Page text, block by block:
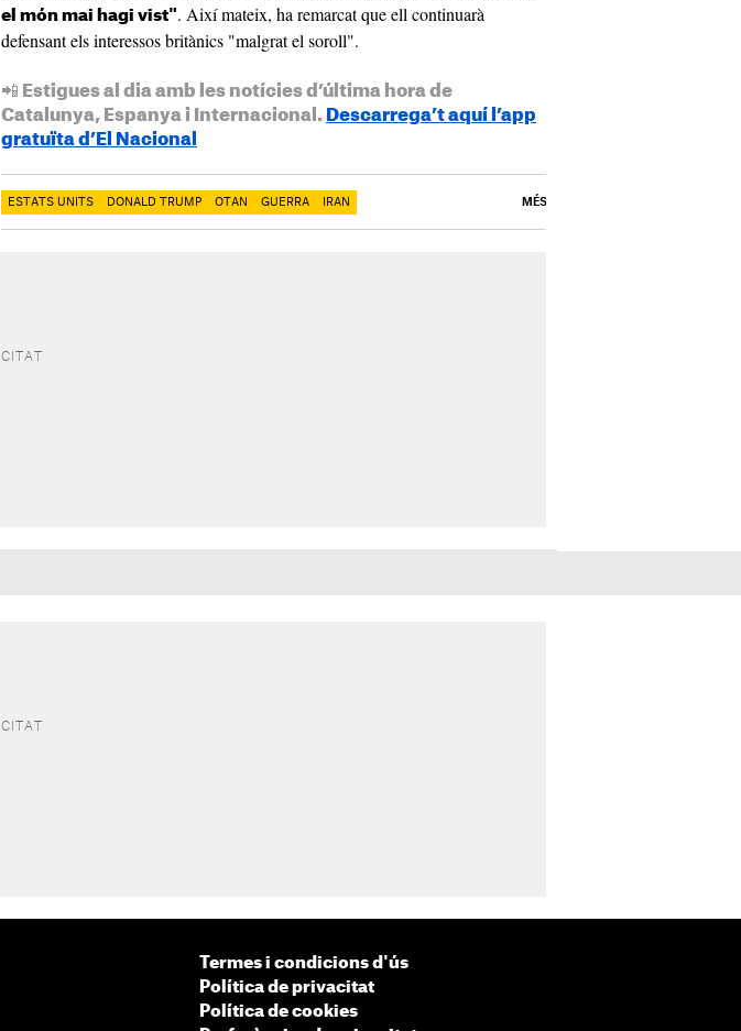
el món mai hagi vist". Així mateix, ha remarcat que ell continuarà
defensant els interessos britànics "malgrat el soroll".
📲 Estigues al dia amb les notícies d’última hora de
Catalunya, Espanya i Internacional. Descarrega’t aquí l’app
gratuïta d’El Nacional
ESTATS UNITS DONALD TRUMP OTAN GUERRA IRAN MÉS
Termes i condicions d'ús
Política de privacitat
Política de cookies